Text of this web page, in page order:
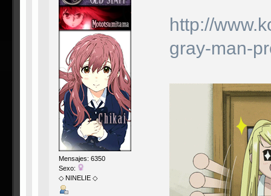
Mensajes: 6350
Sexo:
◇ NINELIE ◇
http://
gray-man-